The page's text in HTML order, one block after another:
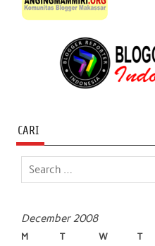
CARI
December 2008
M T W T